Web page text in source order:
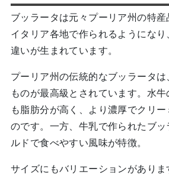
ブッラータは元々プーリア州の特
イタリア各地で作られるようにな
違いが生まれています。
プーリア州の伝統的なブッラータ
ものが最高級とされています。水
も脂肪分が高く、より濃厚でクリ
のです。一方、牛乳で作られたブ
ルドで食べやすい風味が特徴。
サイズにもバリエーションがあり